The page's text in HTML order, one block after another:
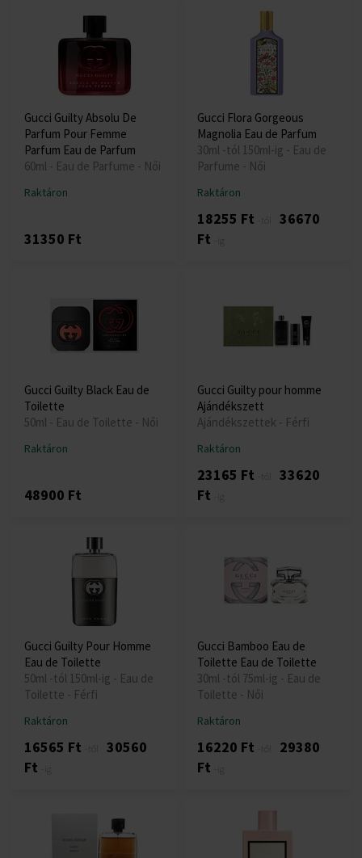
Gucci Guilty Absolu De
Parfum Pour Femme
Parfum Eau de Parfum
60ml - Eau de Parfume - Női
Raktáron
31350 Ft
Gucci Flora Gorgeous
Magnolia Eau de Parfum
30ml -tól 150ml-ig - Eau de
Parfume - Női
Raktáron
18255 Ft
36670
Ft
Gucci Guilty Black Eau de
Toilette
50ml - Eau de Toilette - Női
Raktáron
48900 Ft
Gucci Guilty pour homme
Ajándékszett
Ajándékszettek - Férfi
Raktáron
23165 Ft
33620
Ft
Gucci Guilty Pour Homme
Eau de Toilette
50ml -tól 150ml-ig - Eau de
Toilette - Férfi
Raktáron
16565 Ft
30560
Ft
Gucci Bamboo Eau de
Toilette Eau de Toilette
30ml -tól 75ml-ig - Eau de
Toilette - Női
Raktáron
16220 Ft
29380
Ft